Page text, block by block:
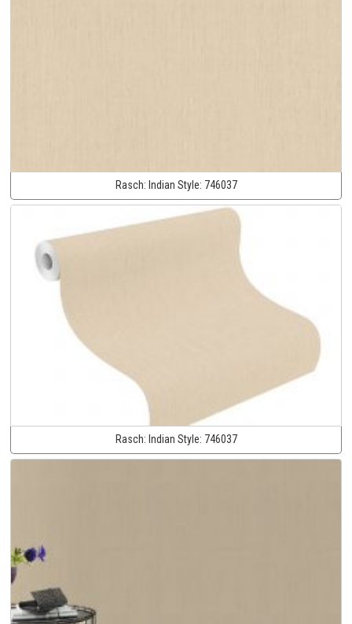
Rasch: Indian Style: 746037
Rasch: Indian Style: 746037